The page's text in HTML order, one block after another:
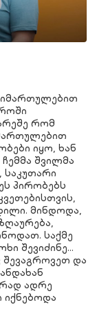
რომ
იყო, ხან
შვილმა
საკუთარი
პირობებს
მინდოდა,
საქმე
შევიძინე…
შევაგროვეთ და
ადრე
იქნებოდა